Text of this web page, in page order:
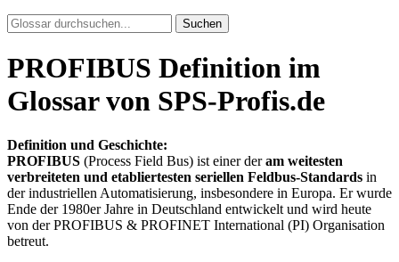
Suchen
PROFIBUS Definition im
Glossar von SPS-Profis.de
Definition und Geschichte:
PROFIBUS (Process Field Bus) ist einer deram weitesten
verbreiteten und etabliertesten seriellen Feldbus-Standards in
der industriellen Automatisierung, insbesondere in Europa. Er wurde
Ende der 1980er Jahre in Deutschland entwickelt und wird heute
von der PROFIBUS & PROFINET International (PI) Organisation
betreut.